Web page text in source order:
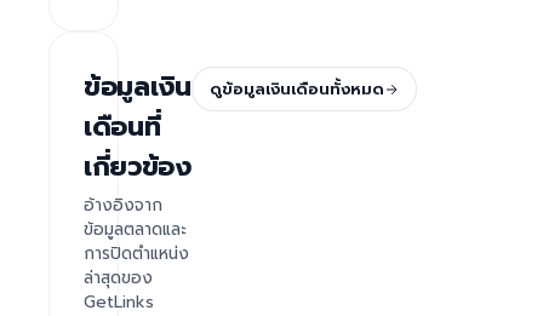
ข้อมูลเงิน
เดือนที่
เกี่ยวข้อง
อ้างอิงจาก
ข้อมูลตลาดและ
การปิดตำแหน่ง
ล่าสุดของ
GetLinks
ดูข้อมูลเงินเดือนทั้งหมด